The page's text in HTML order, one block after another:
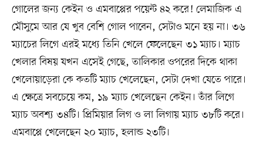
গোলের জন্য কেইন ও এমবাপ্পের পয়েন্ট ৪২ করে! লেমাজিক এ
মৌসুমে আর যে খুব বেশি গোল পাবেন, সেটাও মনে হয় না। ৩৬
ম্যাচের লিগে এরই মধ্যে তিনি খেলে ফেলেছেন ৩১ ম্যাচ। ম্যাচ
খেলার বিষয় যখন এসেই গেছে, তালিকার ওপরের দিকে থাকা
খেলোয়াড়েরা কে কতটি ম্যাচ খেলেছেন, সেটা দেখা যেতে পারে।
এ ক্ষেত্রে সবচেয়ে কম, ১৯ ম্যাচ খেলেছেন কেইন। তাঁর লিগে
ম্যাচ অবশ্য ৩৪টি। প্রিমিয়ার লিগ ও লা লিগায় ম্যাচ ৩৮টি করে।
এমবাপ্পে খেলেছেন ২০ ম্যাচ, হলান্ড ২৩টি।